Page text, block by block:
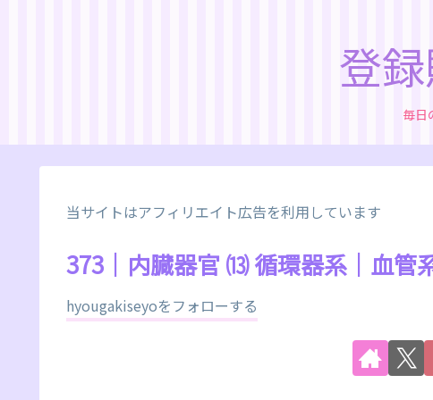
登
毎日
当サイトはアフィリエイト広告を利用しています
373｜内臓器官 ⒀ 循環器系｜血管
hyougakiseyoをフォローする